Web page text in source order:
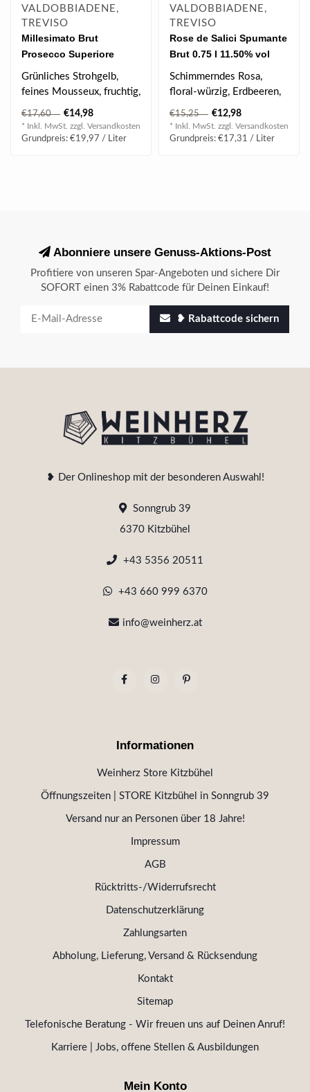
VALDOBBIADENE,
TREVISO
Millesimato Brut
Prosecco Superiore
Valdobbiadene DOCG
0.75 l 11.5% vol
Grünliches Strohgelb,
feines Mousseux, fruchtig,
frische Äpfel, Birnen,
Pfirsi..
€17,60 €14,98
* Inkl. MwSt. zzgl. Versandkosten
Grundpreis: €19,97 / Liter
VALDOBBIADENE,
TREVISO
Rose de Salici Spumante
Brut 0.75 l 11.50% vol
Schimmerndes Rosa,
floral-würzig, Erdbeeren,
Ribisel & Preiselbeeren,
zarte Bri..
€15,25 €12,98
* Inkl. MwSt. zzgl. Versandkosten
Grundpreis: €17,31 / Liter
Abonniere unsere Genuss-Aktions-Post
Profitiere von unseren Spar-Angeboten und sichere Dir
SOFORT einen 3% Rabattcode für Deinen Einkauf!
❥ Rabattcode sichern
❥ Der Onlineshop mit der besonderen Auswahl!
Sonngrub 39
6370 Kitzbühel
+43 5356 20511
+43 660 999 6370
info@weinherz.at
Informationen
Weinherz Store Kitzbühel
Öffnungszeiten | STORE Kitzbühel in Sonngrub 39
Versand nur an Personen über 18 Jahre!
Impressum
AGB
Rücktritts-/Widerrufsrecht
Datenschutzerklärung
Zahlungsarten
Abholung, Lieferung, Versand & Rücksendung
Kontakt
Sitemap
Telefonische Beratung - Wir freuen uns auf Deinen Anruf!
Karriere | Jobs, offene Stellen & Ausbildungen
Mein Konto